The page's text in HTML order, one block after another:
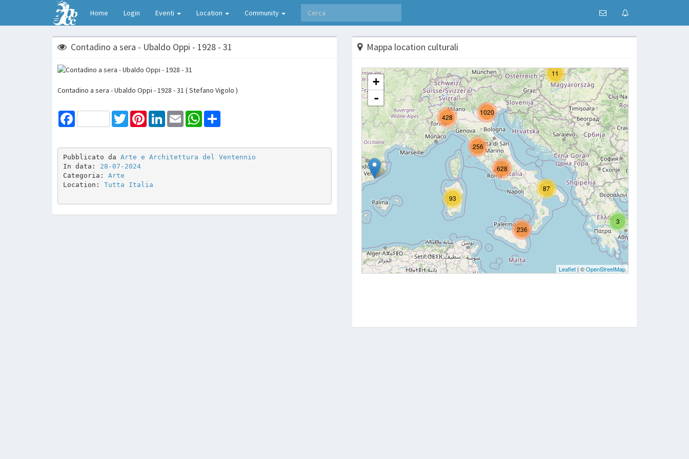
Home Login Eventi Location Community
Contadino a sera - Ubaldo Oppi - 1928 - 31
Contadino a sera - Ubaldo Oppi - 1928 - 31 ( Stefano Vigolo )
Facebook TwitterPinterestLinkedInEmail WhatsApp
Pubblicato da Arte e Architettura del Ventennio
In data: 28-07-2024
Categoria: Arte
Location: Tutta Italia
Mappa location culturali